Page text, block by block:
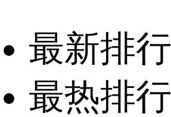
最新排行
最热排行